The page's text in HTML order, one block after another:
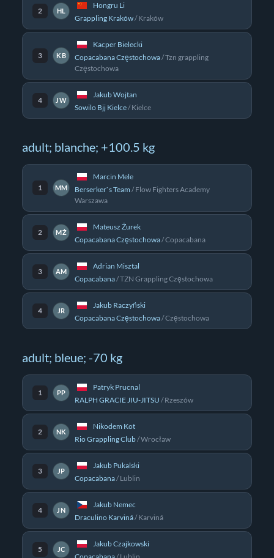
2 HL
Hongru Li
Grappling Kraków/Kraków
3 KB
Kacper Bielecki
Copacabana Częstochowa/Tzn grappling
Częstochowa
4 JW
Jakub Wojtan
Sowilo Bjj Kielce/Kielce
adult; blanche; +100.5 kg
1 MM
Marcin Mele
Berserker`s Team /Flow Fighters Academy
Warszawa
2 MŻ
Mateusz Żurek
Copacabana Częstochowa/Copacabana
3 AM
Adrian Misztal
Copacabana/TZN Grappling Częstochowa
4 JR
Jakub Raczyński
Copacabana Częstochowa/Częstochowa
adult; bleue; -70 kg
1 PP
Patryk Prucnal
RALPH GRACIE JIU-JITSU /Rzeszów
2 NK
Nikodem Kot
Rio Grappling Club/Wrocław
3 JP
Jakub Pukalski
Copacabana/Lublin
4 JN
Jakub Nemec
Draculino Karviná/Karviná
5 JC
Jakub Czajkowski